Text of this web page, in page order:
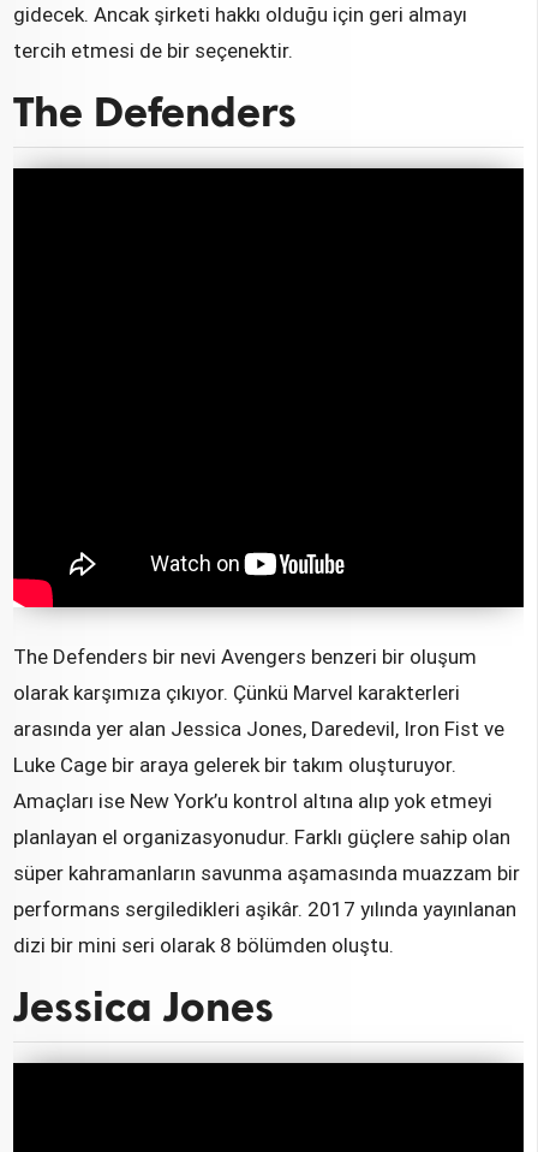
gidecek. Ancak şirketi hakkı olduğu için geri almayı
tercih etmesi de bir seçenektir.
The Defenders
The Defenders bir nevi Avengers benzeri bir oluşum
olarak karşımıza çıkıyor. Çünkü Marvel karakterleri
arasında yer alan Jessica Jones, Daredevil, Iron Fist ve
Luke Cage bir araya gelerek bir takım oluşturuyor.
Amaçları ise New York’u kontrol altına alıp yok etmeyi
planlayan el organizasyonudur. Farklı güçlere sahip olan
süper kahramanların savunma aşamasında muazzam bir
performans sergiledikleri aşikâr. 2017 yılında yayınlanan
dizi bir mini seri olarak 8 bölümden oluştu.
Jessica Jones